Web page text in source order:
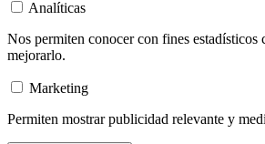
Analíticas
Nos permiten conocer con fines estadísticos
mejorarlo.
Marketing
Permiten mostrar publicidad relevante y